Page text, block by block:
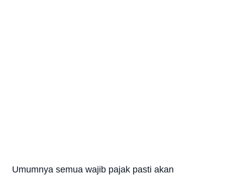
Umumnya semua wajib pajak pasti akan